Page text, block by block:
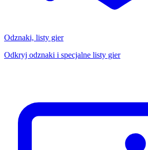
Odznaki, listy gier
Odkryj odznaki i specjalne listy gier